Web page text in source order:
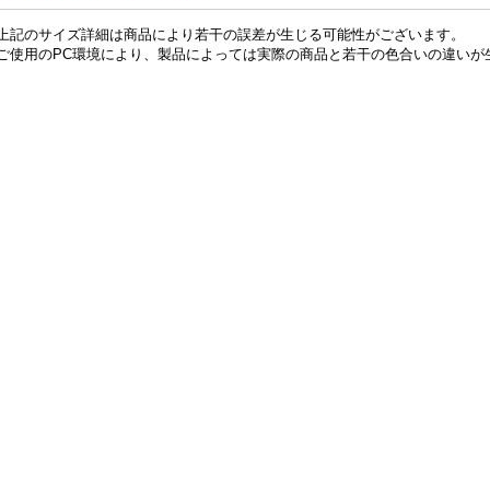
記のサイズ詳細は商品により若干の誤差が生じる可能性がございます。
使用のPC環境により、製品によっては実際の商品と若干の色合いの違いが